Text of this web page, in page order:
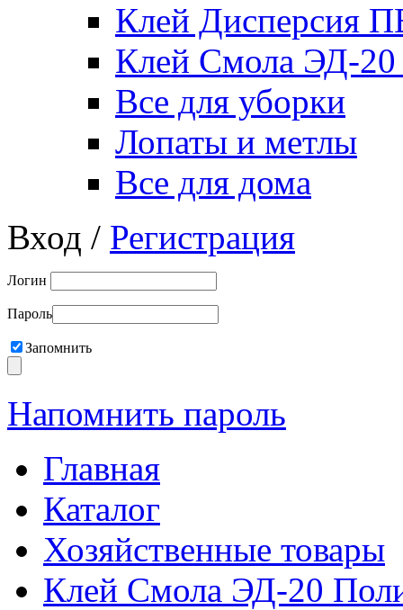
Клей Дисперсия
Клей Смола ЭД-20
Все для уборки
Лопаты и метлы
Все для дома
Вход / Регистрация
Логин
Пароль
Запомнить
Напомнить пароль
Главная
Каталог
Хозяйственные товары
Клей Смола ЭД-20